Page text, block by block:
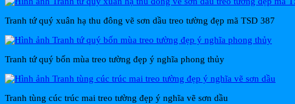
Tranh tứ quý xuân hạ thu đông vẽ sơn dầu treo tường đẹp mã TSD 387
Tranh tứ quý bốn mùa treo tường đẹp ý nghĩa phong thủy
Tranh tùng cúc trúc mai treo tường đẹp ý nghĩa vẽ sơn dầu